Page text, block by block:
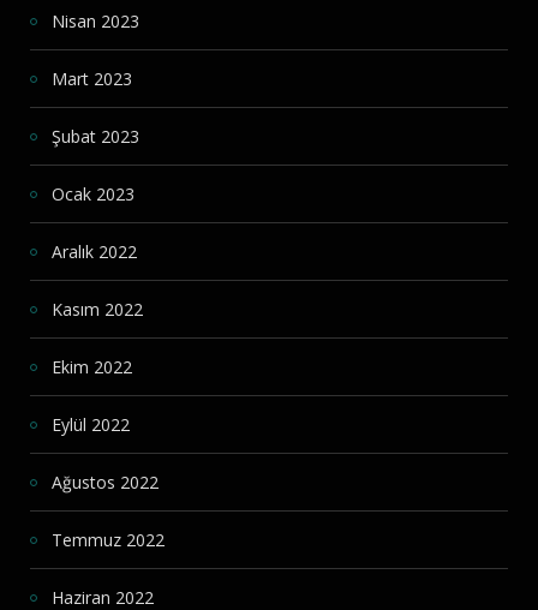
Nisan 2023
Mart 2023
Şubat 2023
Ocak 2023
Aralık 2022
Kasım 2022
Ekim 2022
Eylül 2022
Ağustos 2022
Temmuz 2022
Haziran 2022